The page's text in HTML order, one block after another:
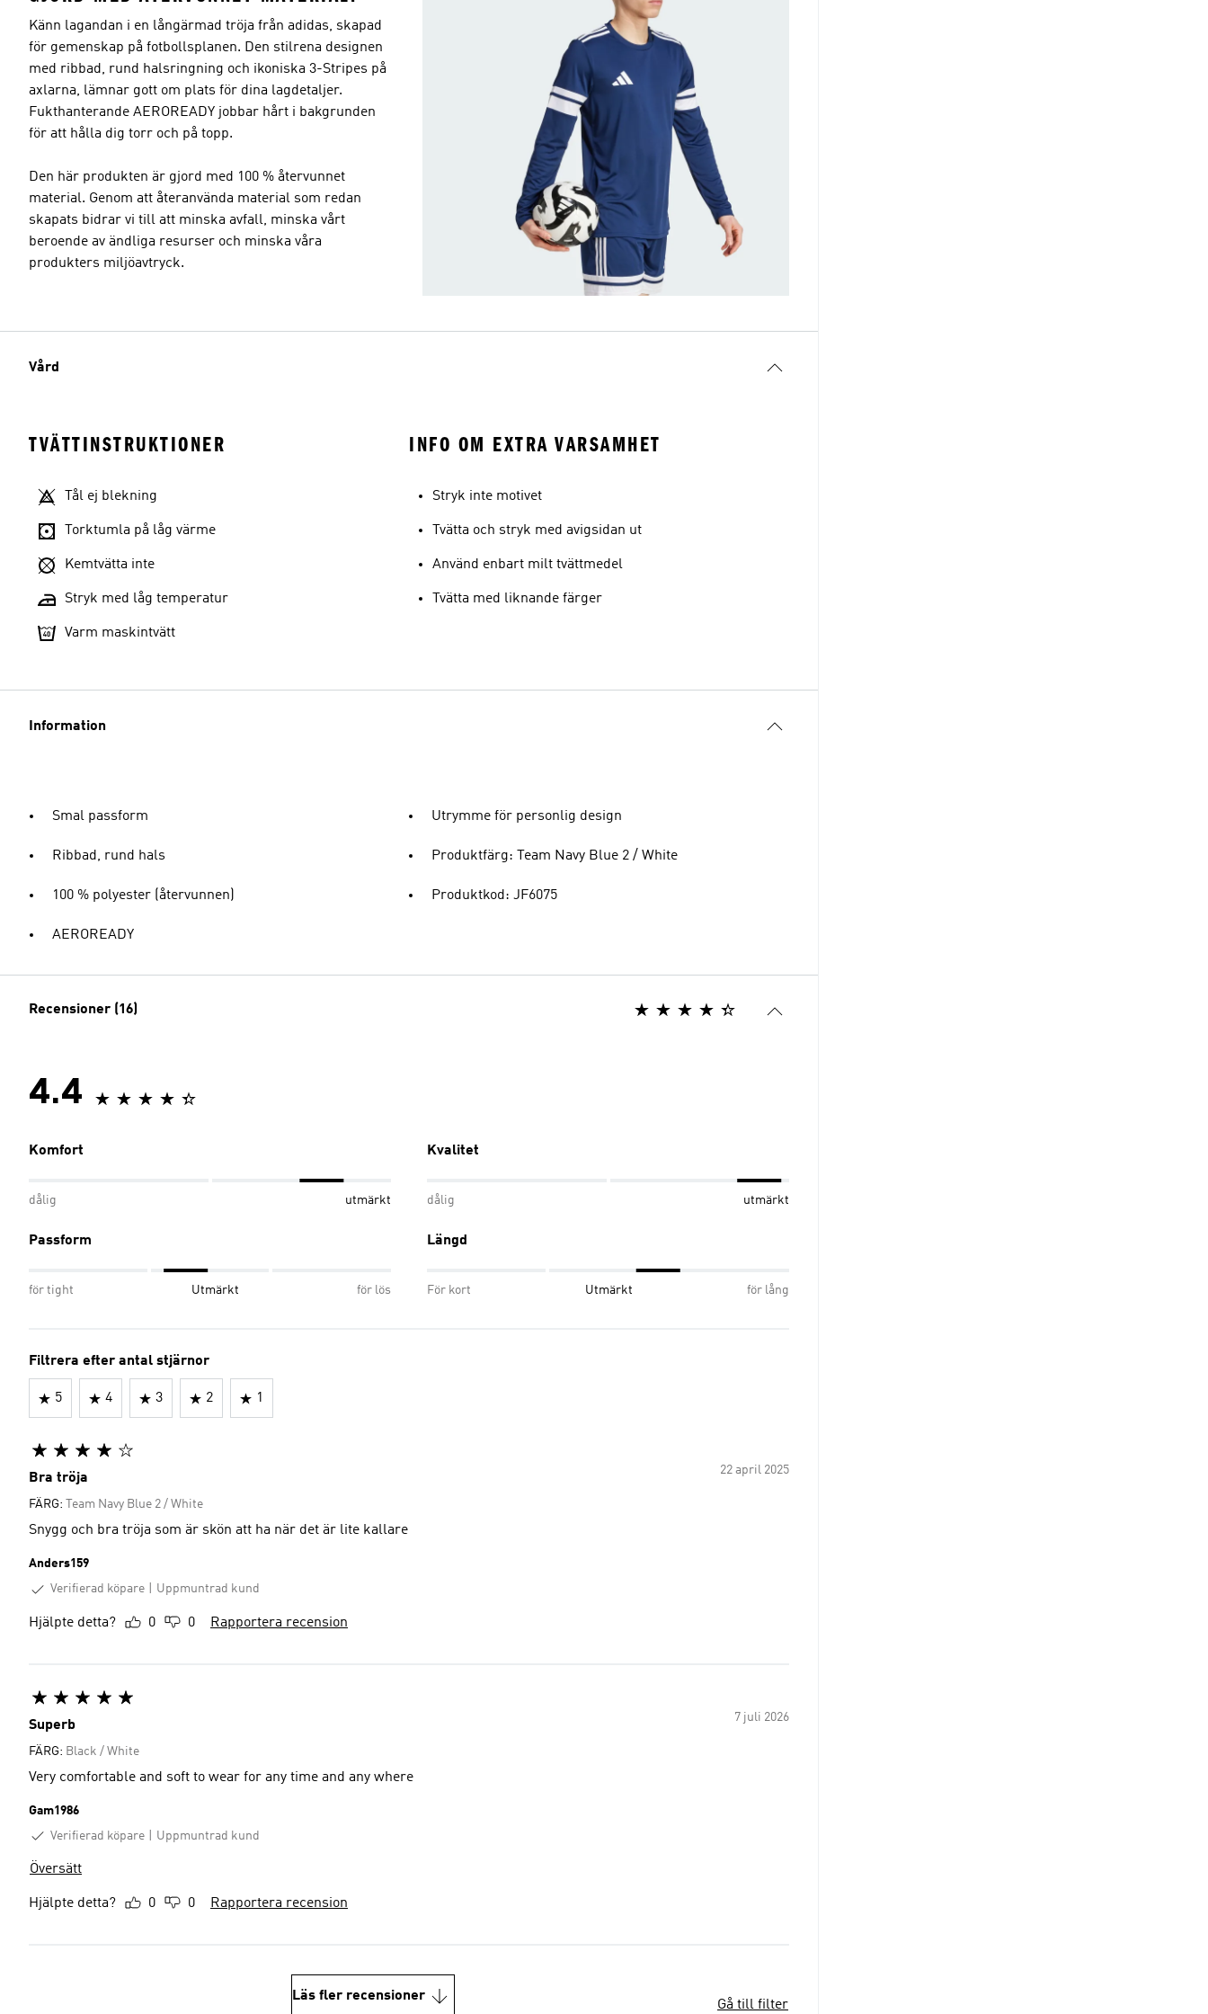
Känn lagandan i en långärmad tröja från adidas, skapad
för gemenskap på fotbollsplanen. Den stilrena designen
med ribbad, rund halsringning och ikoniska 3-Stripes på
axlarna, lämnar gott om plats för dina lagdetaljer.
Fukthanterande AEROREADY jobbar hårt i bakgrunden
för att hålla dig torr och på topp.
Den här produkten är gjord med 100 % återvunnet
material. Genom att återanvända material som redan
skapats bidrar vi till att minska avfall, minska vårt
beroende av ändliga resurser och minska våra
produkters miljöavtryck.
Vård
TVÄTTINSTRUKTIONER
Tål ej blekning
Torktumla på låg värme
Kemtvätta inte
Stryk med låg temperatur
Varm maskintvätt
INFO OM EXTRA VARSAMHET
Stryk inte motivet
Tvätta och stryk med avigsidan ut
Använd enbart milt tvättmedel
Tvätta med liknande färger
Information
Smal passform
Ribbad, rund hals
100 % polyester (återvunnen)
AEROREADY
Utrymme för personlig design
Produktfärg: Team Navy Blue 2 / White
Produktkod: JF6075
Recensioner (16)
4.4
Komfort
dålig utmärkt
Kvalitet
dålig utmärkt
Passform
för tight Utmärkt för lös
Längd
För kort Utmärkt för lång
Filtrera efter antal stjärnor
5 4 3 2 1
22 april 2025
Bra tröja
FÄRG: Team Navy Blue 2 / White
Snygg och bra tröja som är skön att ha när det är lite kallare
Anders159
Verifierad köpare
Uppmuntrad kund
Hjälpte detta? 0 0 Rapportera recension
7 juli 2026
Superb
FÄRG: Black / White
Very comfortable and soft to wear for any time and any where
Gam1986
Verifierad köpare
Uppmuntrad kund
Översätt
Hjälpte detta? 0 0 Rapportera recension
Läs fler recensioner
Gå till filter